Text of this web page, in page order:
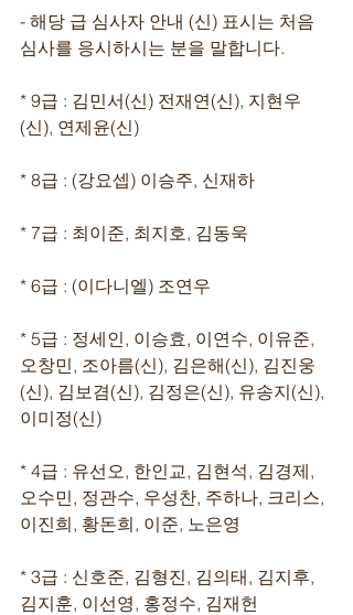
- 해당 급 심사자 안내 (신) 표시는 처음
심사를 응시하시는 분을 말합니다.
* 9급 : 김민서(신) 전재연(신), 지현우
(신), 연제윤(신)
* 8급 : (강요셉) 이승주, 신재하
* 7급 : 최이준, 최지호, 김동욱
* 6급 : (이다니엘) 조연우
* 5급 : 정세인, 이승효, 이연수, 이유준,
오창민, 조아름(신), 김은해(신), 김진웅
(신), 김보겸(신), 김정은(신), 유송지(신),
이미정(신)
* 4급 : 유선오, 한인교, 김현석, 김경제,
오수민, 정관수, 우성찬, 주하나, 크리스,
이진희, 황돈희, 이준, 노은영
* 3급 : 신호준, 김형진, 김의태, 김지후,
김지훈, 이선영, 홍정수, 김재헌